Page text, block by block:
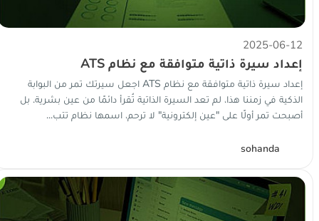
2025-06-12
إعداد سيرة ذاتية متوافقة مع نظام ATS
إعداد سيرة ذاتية متوافقة مع نظام ATS اجعل سيرتك تمر من البوابة
الذكية في زمننا هذا، لم تعد السيرة الذاتية تُقرأ دائمًا من عين بشرية. بل
أصبحت تمر أولًا على "عين إلكترونية" لا ترحم، اسمها نظام تتب...
sohanda